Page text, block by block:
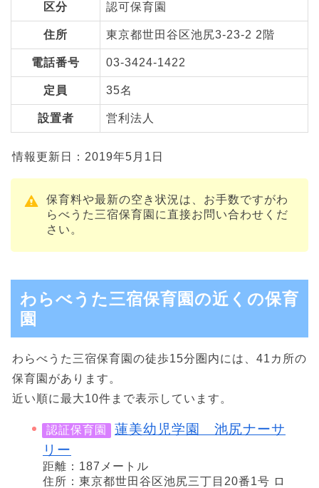
区分 認可保育園
住所 東京都世田谷区池尻3-23-2 2階
電話番号 03-3424-1422
定員 35名
設置者 営利法人
情報更新日：2019年5月1日
保育料や最新の空き状況は、お手数ですがわ
らべうた三宿保育園に直接お問い合わせくだ
さい。
わらべうた三宿保育園の近くの保育
園
わらべうた三宿保育園の徒歩15分圏内には、41カ所の
保育園があります。
近い順に最大10件まで表示しています。
認証保育園
蓮美幼児学園 池尻ナーサ
リー
距離：187メートル
住所：東京都世田谷区池尻三丁目20番1号 ロ